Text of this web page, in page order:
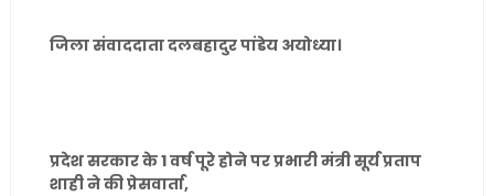
जिला संवाददाता दलबहादुर पांडेय अयोध्या।
प्रदेश सरकार के 1 वर्ष पूरे होने पर प्रभारी मंत्री सूर्य प्रताप
शाही ने की प्रेसवार्ता,